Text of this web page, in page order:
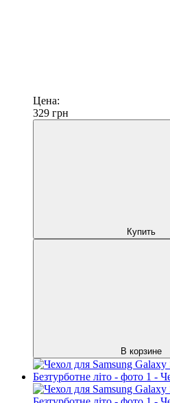
Цена:
329 грн
Купить
В корзине